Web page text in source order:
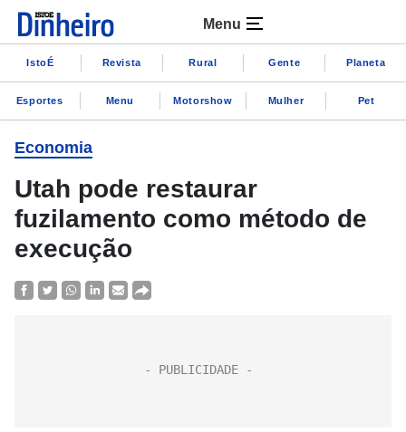
Menu
IstoÉ Revista Rural Gente Planeta
Esportes Menu Motorshow Mulher Pet
Economia
Utah pode restaurar
fuzilamento como método de
execução